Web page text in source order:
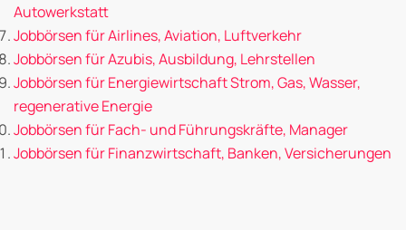
Autowerkstatt
Jobbörsen für Airlines, Aviation, Luftverkehr
Jobbörsen für Azubis, Ausbildung, Lehrstellen
Jobbörsen für Energiewirtschaft Strom, Gas, Wasser,
regenerative Energie
Jobbörsen für Fach- und Führungskräfte, Manager
Jobbörsen für Finanzwirtschaft, Banken, Versicherungen